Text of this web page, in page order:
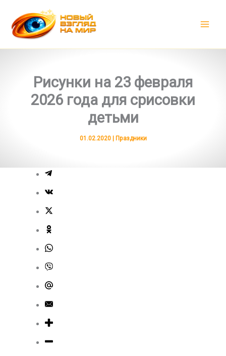
содержимому
Рисунки на 23 февраля
2026 года для срисовки
детьми
01.02.2020 | Праздники